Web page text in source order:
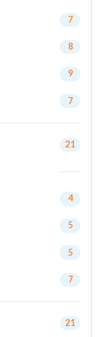
7
8
9
7
21
4
5
5
7
21